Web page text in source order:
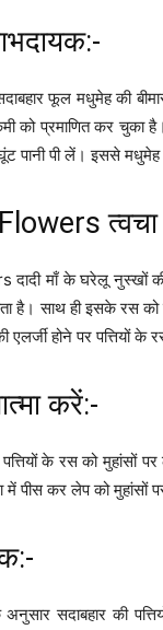
फूल मधुमेह की
को प्रमाणित कर चुका
पानी पी लें। इससे मधुमेह
त्वचा
माँ के घरेलू नुस्खों
है। साथ ही इसके रस
एलर्जी होने पर पत्तियों
करें:-
के रस को मुहांसों
में पीस कर लेप को
अनुसार सदाबहार की